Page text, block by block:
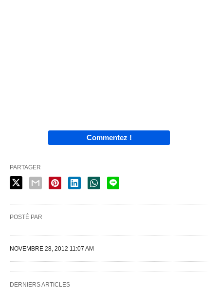
Commentez !
PARTAGER
POSTÉ PAR
NOVEMBRE 28, 2012 11:07 AM
DERNIERS ARTICLES